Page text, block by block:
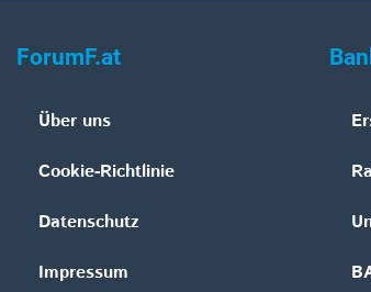
ForumF.at
Über uns
Cookie-Richtlinie
Datenschutz
Impressum